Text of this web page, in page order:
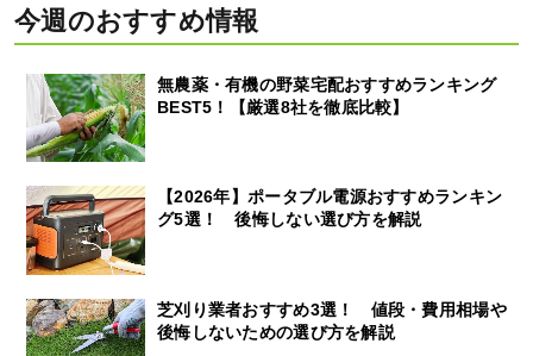
今週のおすすめ情報
無農薬・有機の野菜宅配おすすめランキング
BEST5！【厳選8社を徹底比較】
【2026年】ポータブル電源おすすめランキン
グ5選！ 後悔しない選び方を解説
芝刈り業者おすすめ3選！ 値段・費用相場や
後悔しないための選び方を解説